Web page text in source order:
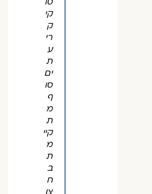
קי
ק
רי
ע
ת
ים
סו
ף
מ
ת
קיי
מ
ת
ב
ח
צו